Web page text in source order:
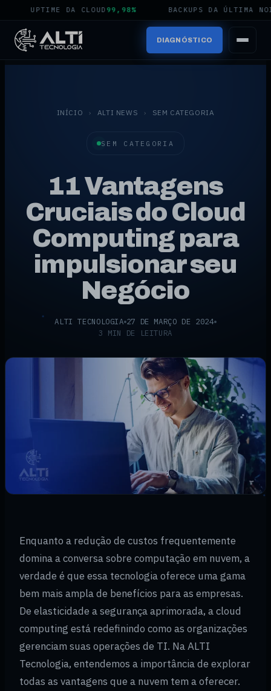
UPTIME DA CLOUD99,98% BACKUPS DA ÚLTIMA NOITE
DIAGNÓSTICO
INÍCIO › ALTI NEWS › SEM CATEGORIA
SEM CATEGORIA
11 Vantagens
Cruciais do Cloud
Computing para
impulsionar seu
Negócio
ALTI TECNOLOGIA 27 DE MARÇO DE 2024
3 MIN DE LEITURA
Enquanto a redução de custos frequentemente
domina a conversa sobre computação em nuvem, a
verdade é que essa tecnologia oferece uma gama
bem mais ampla de benefícios para as empresas.
De elasticidade a segurança aprimorada, a cloud
computing está redefinindo como as organizações
gerenciam suas operações de TI. Na ALTI
Tecnologia, entendemos a importância de explorar
todas as vantagens que a nuvem tem a oferecer.